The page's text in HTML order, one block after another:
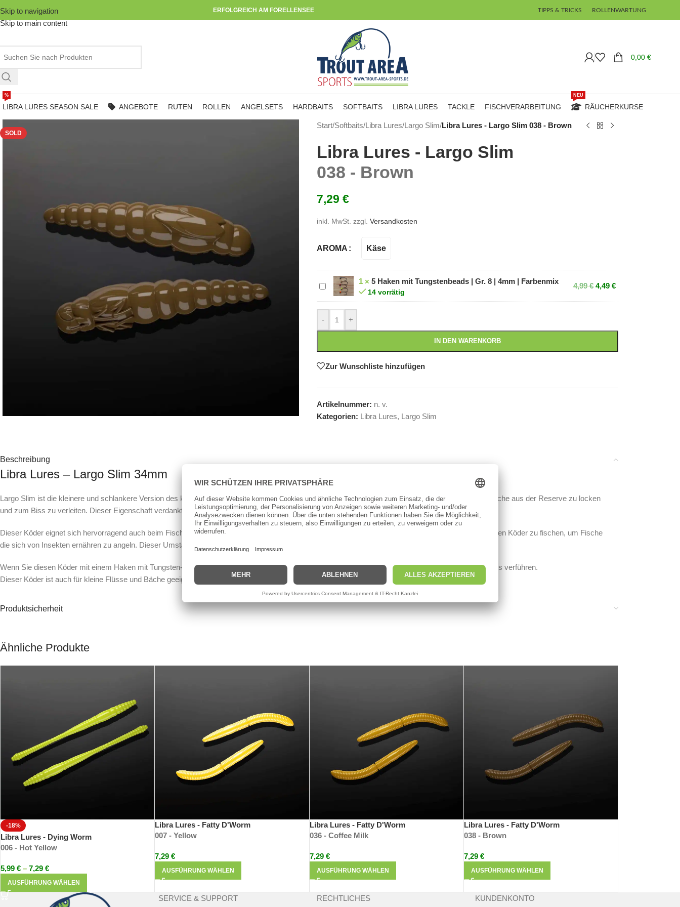
Skip to navigation
Skip to main content
ERFOLGREICH AM FORELLENSEE TIPPS & TRICKS ROLLENWARTUNG
0,00 €
LIBRA LURES SEASON SALE
%
ANGEBOTE RUTEN ROLLEN ANGELSETS HARDBAITS SOFTBAITS LIBRA LURES TACKLE FISCHVERARBEITUNG RÄUCHERKURSE
NEU
SOLD
Start/Softbaits/Libra Lures/Largo Slim/Libra Lures - Largo Slim 038 - Brown
Libra Lures - Largo Slim
038 - Brown
7,29 €
inkl. MwSt. zzgl. Versandkosten
AROMA Käse
5
Haken
mit
Tungstenbeads
|
|
Farbenmix
1× 5 Haken mit Tungstenbeads | Gr. 8 | 4mm | Farbenmix
14 vorrätig
4,99€ 4,49 €
- +
IN DEN WARENKORB
Zur Wunschliste hinzufügen
Artikelnummer: n. v.
Kategorien: Libra Lures, Largo Slim
Beschreibung
Libra Lures – Largo Slim 34mm
Largo Slim ist die kleinere und schlankere Version des klassischen Largo Köders. Diese kleine Larve hat ein großes Potenzial um selbst vorsichtige Fische aus der Reserve zu locken
und zum Biss zu verleiten. Dieser Eigenschaft verdankt es dem Formprofil und dem besonderen Material aus dem er hergestellt ist.
Dieser Köder eignet sich hervorragend auch beim Fischen mit hohem Angeldruck, wobei hierbei der Schlüssel zum Erfolg darin besteht, mit einem kleinen Köder zu fischen, um Fische
die sich von Insekten ernähren zu angeln. Dieser Umstand entsteht häufig im Sommer, wenn die Flüsse einen niedrigen Wasserstand aufweisen.
Wenn Sie diesen Köder mit einem Haken mit Tungsten-Perle fischen, wird es zu einem raffinierten Köder-Set, dass auch misstrauische Fische zum Biss verführen.
Dieser Köder ist auch für kleine Flüsse und Bäche geeignet und hierfür konzipiert.
Die kompakte Form verleiht dem Köder hervorragende Wurfeigenschaften. Largo Slim lässt sich weit werfen und das auch mit leichten Gewichten. Der perfekte Gummiköder für Forellen.
ÜberLibra Lures
und bester Ufer-Raubfischspinnangler der Welt). Die Produkte sind das Ergebnis langjähriger Erfahrung und kontinuierlicher Entwicklung. Forellen Gummiköder der Superlative.
Die Produkte bestechen durch ihre einzigartige Gummimischung und der detailgetreuen Nachbildung von Insekten. Extrem weich und dehnbar, dabei resistenter gegen Fischzähne und
somit haltbarer als andere Produkte.
Produktsicherheit
Ähnliche Produkte
-18%
Libra Lures - Dying Worm
006 - Hot Yellow
5,99 € – 7,29 €
AUSFÜHRUNG WÄHLEN
Libra Lures - Fatty D'Worm
007 - Yellow
7,29€
AUSFÜHRUNG WÄHLEN
Libra Lures - Fatty D'Worm
036 - Coffee Milk
7,29 €
AUSFÜHRUNG WÄHLEN
Libra Lures - Fatty D'Worm
038 - Brown
7,29 €
AUSFÜHRUNG WÄHLEN
SERVICE & SUPPORT RECHTLICHES KUNDENKONTO